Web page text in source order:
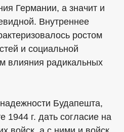
Германии, а значит и
Внутреннее
ростом
и социальной
влияния радикальных
Будапешта,
1944 г. дать согласие на